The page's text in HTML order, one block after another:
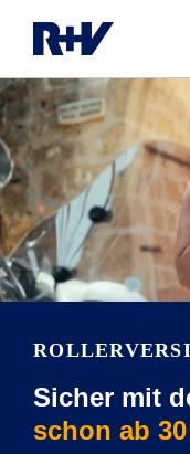
Sicher mit
schon ab